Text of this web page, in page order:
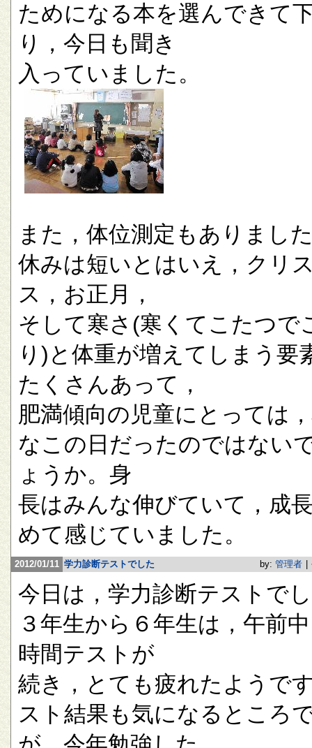
ためになる本を選んできて
り，今日も聞き
入っていました。
また，体位測定もありまし
休みは短いとはいえ，クリ
ス，お正月，
そして寒さ(寒くてこたつで
り)と体重が増えてしまう要
たくさんあって，
肥満傾向の児童にとっては
なこの日だったのではない
ょうか。身
長はみんな伸びていて，成
めて感じていました。
2012/01/11 学力診断テストでした by: 管理者
今日は，学力診断テストで
３年生から６年生は，午前
時間テストが
続き，とても疲れたようで
スト結果も気になるところ